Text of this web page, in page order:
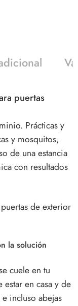
puertas
Prácticas y
y mosquitos,
de una estancia
con resultados
de exterior
la solución
cuele en tu
estar en casa y de
incluso abejas